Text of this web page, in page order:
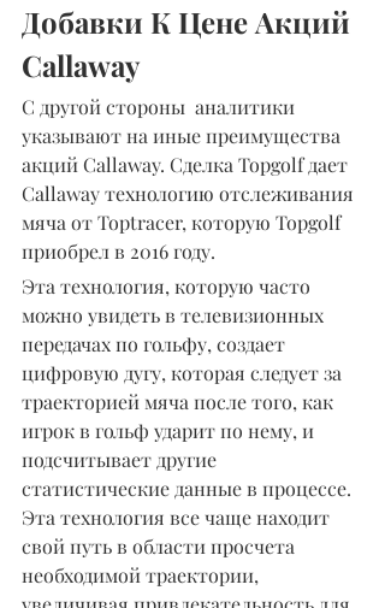
Добавки К Цене Акций
Callaway
С другой стороны  аналитики
указывают на иные преимущества
акций Callaway. Сделка Topgolf дает
Callaway технологию отслеживания
мяча от Toptracer, которую Topgolf
приобрел в 2016 году.
Эта технология, которую часто
можно увидеть в телевизионных
передачах по гольфу, создает
цифровую дугу, которая следует за
траекторией мяча после того, как
игрок в гольф ударит по нему, и
подсчитывает другие
статистические данные в процессе.
Эта технология все чаще находит
свой путь в области просчета
необходимой траектории,